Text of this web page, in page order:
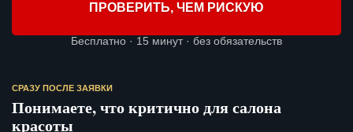
ПРОВЕРИТЬ, ЧЕМ РИСКУЮ
Бесплатно · 15 минут · без обязательств
СРАЗУ ПОСЛЕ ЗАЯВКИ
Понимаете, что критично для салона
красоты